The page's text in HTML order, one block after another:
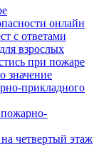
онлайн
с ответами
взрослых
при пожаре
значение
прикладного
четвертый этаж